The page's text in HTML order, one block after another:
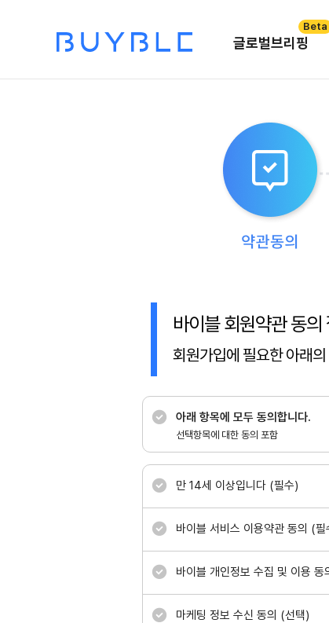
글로벌브리핑
Beta
바이블 회원약관 동
회원가입에 필요한 아래
아래 항목에 모두 동의합니다.
선택항목에 대한 동의 포함
만 14세 이상입니다 (필수)
바이블 서비스 이용약관 동의 (필
바이블 개인정보 수집 및 이용 동
마케팅 정보 수신 동의 (선택)